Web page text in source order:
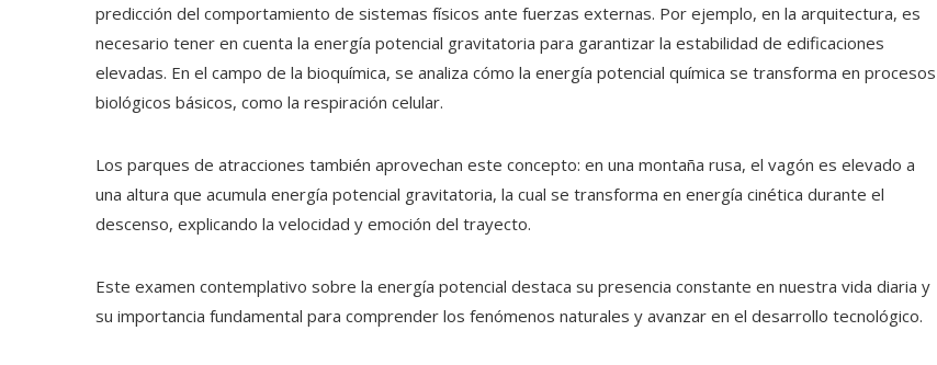
predicción del comportamiento de sistemas físicos ante fuerzas externas. Por ejemplo, en la arquitectura, es
necesario tener en cuenta la energía potencial gravitatoria para garantizar la estabilidad de edificaciones
elevadas. En el campo de la bioquímica, se analiza cómo la energía potencial química se transforma en procesos
biológicos básicos, como la respiración celular.
Los parques de atracciones también aprovechan este concepto: en una montaña rusa, el vagón es elevado a
una altura que acumula energía potencial gravitatoria, la cual se transforma en energía cinética durante el
descenso, explicando la velocidad y emoción del trayecto.
Este examen contemplativo sobre la energía potencial destaca su presencia constante en nuestra vida diaria y
su importancia fundamental para comprender los fenómenos naturales y avanzar en el desarrollo tecnológico.